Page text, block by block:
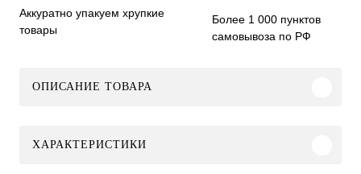
Аккуратно упакуем хрупкие
товары
Более 1 000 пунктов
самовывоза по РФ
ОПИСАНИЕ ТОВАРА
ХАРАКТЕРИСТИКИ